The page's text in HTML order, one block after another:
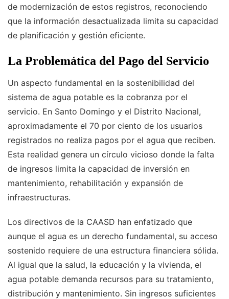
de modernización de estos registros, reconociendo
que la información desactualizada limita su capacidad
de planificación y gestión eficiente.
La Problemática del Pago del Servicio
Un aspecto fundamental en la sostenibilidad del
sistema de agua potable es la cobranza por el
servicio. En Santo Domingo y el Distrito Nacional,
aproximadamente el 70 por ciento de los usuarios
registrados no realiza pagos por el agua que reciben.
Esta realidad genera un círculo vicioso donde la falta
de ingresos limita la capacidad de inversión en
mantenimiento, rehabilitación y expansión de
infraestructuras.
Los directivos de la CAASD han enfatizado que
aunque el agua es un derecho fundamental, su acceso
sostenido requiere de una estructura financiera sólida.
Al igual que la salud, la educación y la vivienda, el
agua potable demanda recursos para su tratamiento,
distribución y mantenimiento. Sin ingresos suficientes